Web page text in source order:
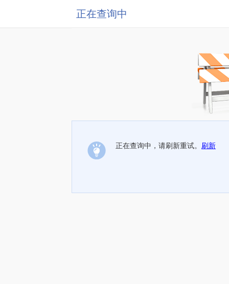
正在查询中
正在查询中，请刷新重试。 刷新